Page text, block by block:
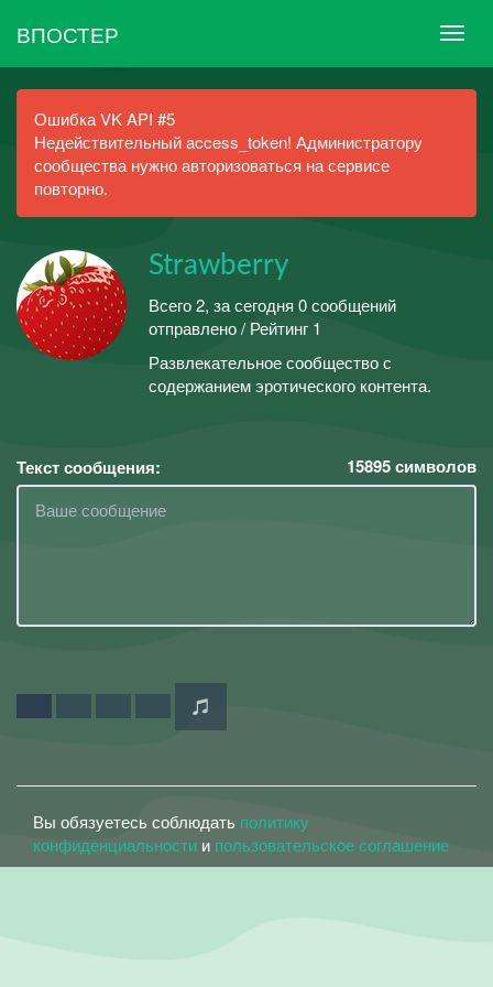
ВПОСТЕР
Ошибка VK API #5
Недействительный access_token! Администратору
сообщества нужно авторизоваться на сервисе
повторно.
Strawberry
Всего 2, за сегодня 0 сообщений
отправлено / Рейтинг 1
Развлекательное сообщество с
содержанием эротического контента.
Текст сообщения: 15895символов
Вы обязуетесь соблюдать политику
конфиденциальности и пользовательское соглашение